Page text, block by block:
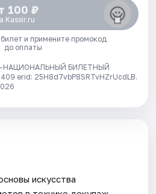
100 ₽
Kassir.ru
и примените промокод
до оплаты
НАЦИОНАЛЬНЫЙ БИЛЕТНЫЙ
erid: 25H8d7vbP8SRTvHZrUcdLB.
искусства